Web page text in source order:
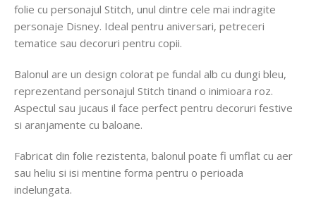
folie cu personajul Stitch, unul dintre cele mai indragite
personaje Disney. Ideal pentru aniversari, petreceri
tematice sau decoruri pentru copii.
Balonul are un design colorat pe fundal alb cu dungi bleu,
reprezentand personajul Stitch tinand o inimioara roz.
Aspectul sau jucaus il face perfect pentru decoruri festive
si aranjamente cu baloane.
Fabricat din folie rezistenta, balonul poate fi umflat cu aer
sau heliu si isi mentine forma pentru o perioada
indelungata.